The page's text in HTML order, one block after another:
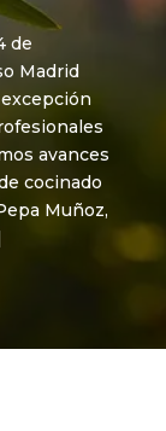
de
Madrid
avances
cocinado
Muñoz,